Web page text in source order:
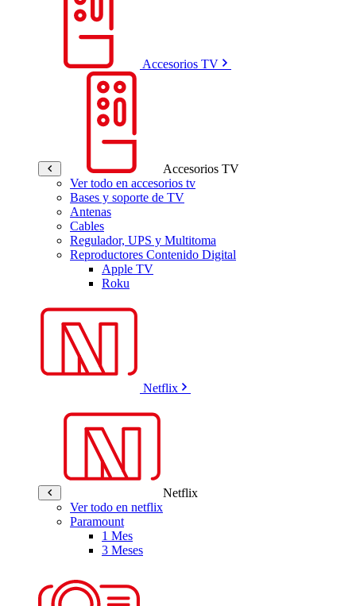
Accesorios TV
Accesorios TV
Ver todo en accesorios tv
Bases y soporte de TV
Antenas
Cables
Regulador, UPS y Multitoma
Reproductores Contenido Digital
Apple TV
Roku
Netflix
Netflix
Ver todo en netflix
Paramount
1 Mes
3 Meses